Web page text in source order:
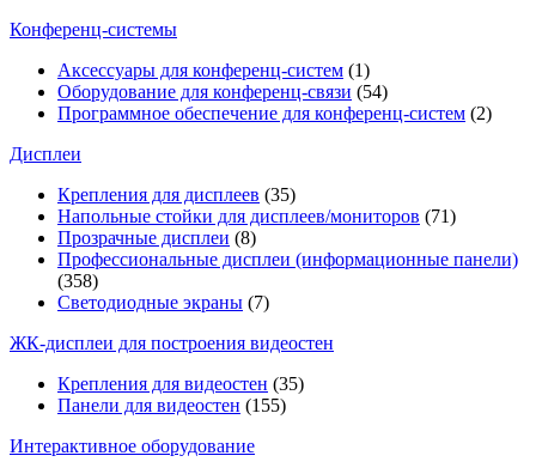
Конференц-системы
Аксессуары для конференц-систем (1)
Оборудование для конференц-связи (54)
Программное обеспечение для конференц-систем (2)
Дисплеи
Крепления для дисплеев (35)
Напольные стойки для дисплеев/мониторов (71)
Прозрачные дисплеи (8)
Профессиональные дисплеи (информационные панели)
(358)
Светодиодные экраны (7)
ЖК-дисплеи для построения видеостен
Крепления для видеостен (35)
Панели для видеостен (155)
Интерактивное оборудование